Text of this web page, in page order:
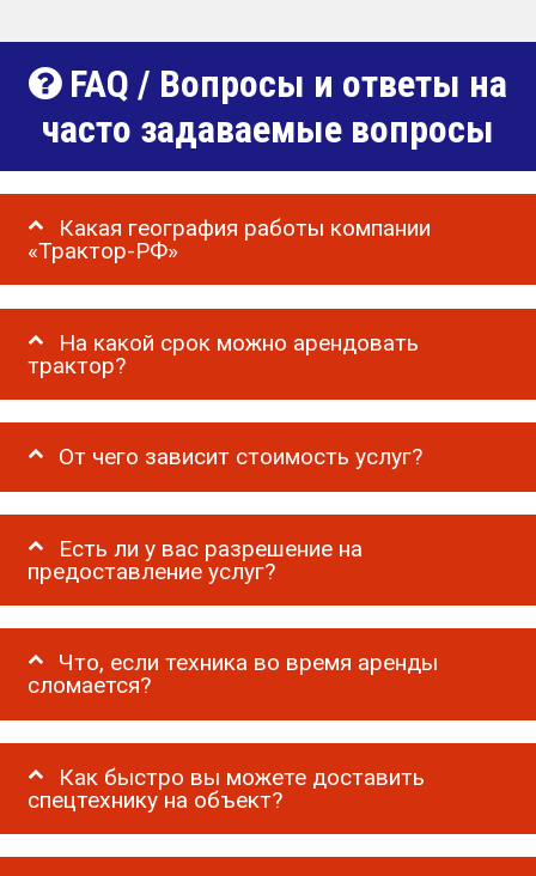
FAQ / Вопросы и ответы на
часто задаваемые вопросы
Какая география работы компании
«Трактор-РФ»
На какой срок можно арендовать
трактор?
От чего зависит стоимость услуг?
Есть ли у вас разрешение на
предоставление услуг?
Что, если техника во время аренды
сломается?
Как быстро вы можете доставить
спецтехнику на объект?